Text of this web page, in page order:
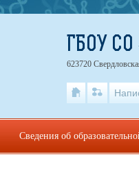
ГБОУ
623720
Сведения об